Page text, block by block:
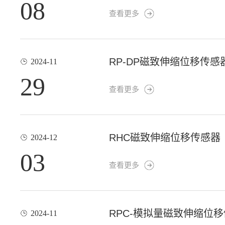
08 查看更多
2024-11
29
RP-DP磁致伸缩位移传感
查看更多
2024-12
03
RHC磁致伸缩位移传感器
查看更多
2024-11 RPC-模拟量磁致伸缩位